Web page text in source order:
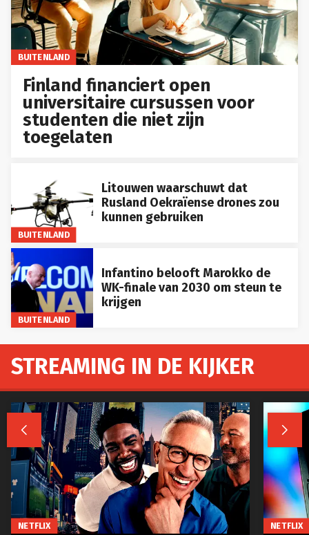
BUITENLAND
Finland financiert open
universitaire cursussen voor
studenten die niet zijn
toegelaten
BUITENLAND
Litouwen waarschuwt dat
Rusland Oekraïense drones zou
kunnen gebruiken
BUITENLAND
Infantino belooft Marokko de
WK-finale van 2030 om steun te
krijgen
STREAMING IN DE KIJKER
 
NETFLIX NETFLIX